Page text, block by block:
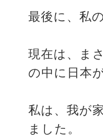
最後に、私
現在は、ま
の中に日本
私は、我が
ました。